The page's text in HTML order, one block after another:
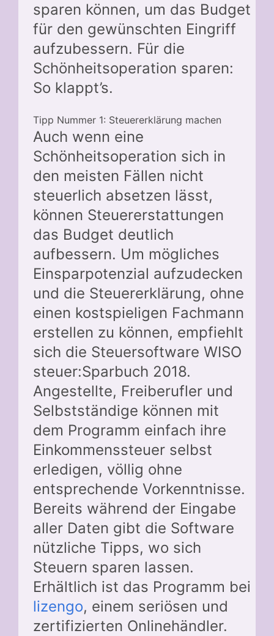
sparen können, um das Budget
für den gewünschten Eingriff
aufzubessern. Für die
Schönheitsoperation sparen:
So klappt’s.
Tipp Nummer 1: Steuererklärung machen
Auch wenn eine
Schönheitsoperation sich in
den meisten Fällen nicht
steuerlich absetzen lässt,
können Steuererstattungen
das Budget deutlich
aufbessern. Um mögliches
Einsparpotenzial aufzudecken
und die Steuererklärung, ohne
einen kostspieligen Fachmann
erstellen zu können, empfiehlt
sich die Steuersoftware WISO
steuer:Sparbuch 2018.
Angestellte, Freiberufler und
Selbstständige können mit
dem Programm einfach ihre
Einkommenssteuer selbst
erledigen, völlig ohne
entsprechende Vorkenntnisse.
Bereits während der Eingabe
aller Daten gibt die Software
nützliche Tipps, wo sich
Steuern sparen lassen.
Erhältlich ist das Programm bei
lizengo, einem seriösen und
zertifizierten Onlinehändler.